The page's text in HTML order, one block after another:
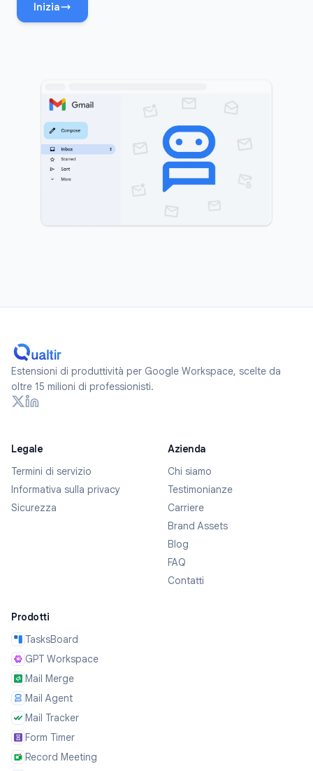
Inizia
Estensioni di produttività per Google Workspace, scelte da
oltre 15 milioni di professionisti.
Legale
Termini di servizio
Informativa sulla privacy
Sicurezza
Azienda
Chi siamo
Testimonianze
Carriere
Brand Assets
Blog
FAQ
Contatti
Prodotti
TasksBoard
GPT Workspace
Mail Merge
Mail Agent
Mail Tracker
Form Timer
Record Meeting